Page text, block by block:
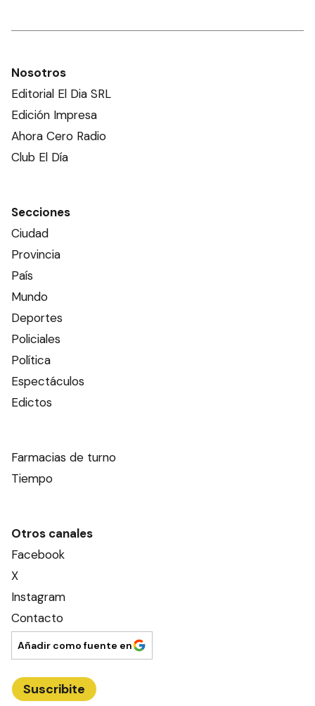
Nosotros
Editorial El Dia SRL
Edición Impresa
Ahora Cero Radio
Club El Día
Secciones
Ciudad
Provincia
País
Mundo
Deportes
Policiales
Política
Espectáculos
Edictos
Farmacias de turno
Tiempo
Otros canales
Facebook
X
Instagram
Contacto
Añadir como fuente en
Suscribite